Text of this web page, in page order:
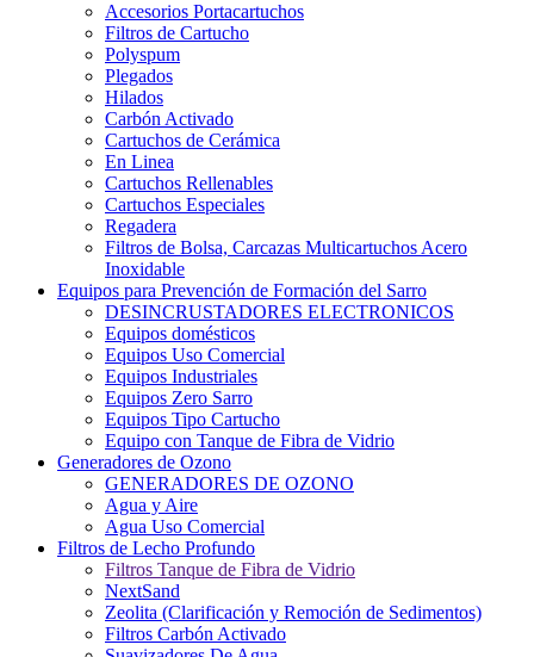
Accesorios Portacartuchos
Filtros de Cartucho
Polyspum
Plegados
Hilados
Carbón Activado
Cartuchos de Cerámica
En Linea
Cartuchos Rellenables
Cartuchos Especiales
Regadera
Filtros de Bolsa, Carcazas Multicartuchos Acero
Inoxidable
Equipos para Prevención de Formación del Sarro
DESINCRUSTADORES ELECTRONICOS
Equipos domésticos
Equipos Uso Comercial
Equipos Industriales
Equipos Zero Sarro
Equipos Tipo Cartucho
Equipo con Tanque de Fibra de Vidrio
Generadores de Ozono
GENERADORES DE OZONO
Agua y Aire
Agua Uso Comercial
Filtros de Lecho Profundo
Filtros Tanque de Fibra de Vidrio
NextSand
Zeolita (Clarificación y Remoción de Sedimentos)
Filtros Carbón Activado